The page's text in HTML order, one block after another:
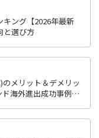
キング【2026年最新
と選び方
のメリット＆デメリッ
ド海外進出成功事例と